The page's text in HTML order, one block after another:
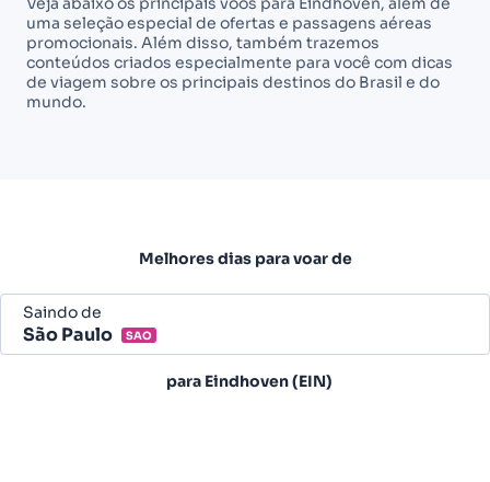
uma seleção especial de ofertas e passagens aéreas
promocionais. Além disso, também trazemos
conteúdos criados especialmente para você com dicas
de viagem sobre os principais destinos do Brasil e do
mundo.
Melhores dias para voar de
Saindo de
São Paulo SAO
Belo Horizonte - Todos (BHZ)
para Eindhoven (EIN)